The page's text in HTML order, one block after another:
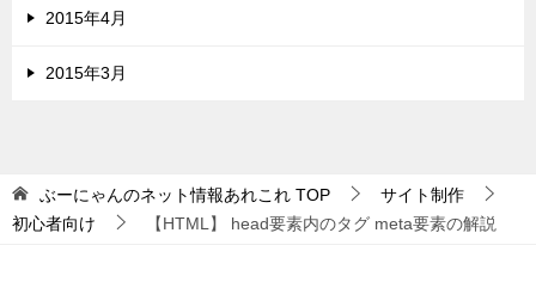
2015年4月
2015年3月
ぶーにゃんのネット情報あれこれ TOP
サイト制作
初心者向け
【HTML】 head要素内のタグ meta要素の解説